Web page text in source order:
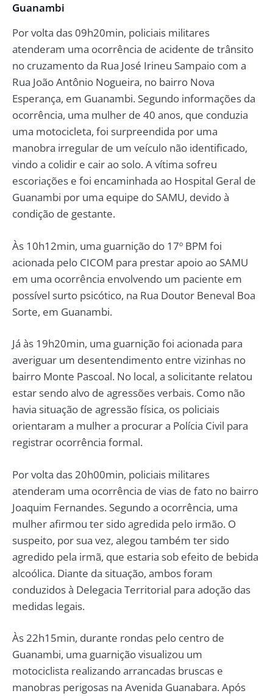
Guanambi
Por volta das 09h20min, policiais militares
atenderam uma ocorrência de acidente de trânsito
no cruzamento da Rua José Irineu Sampaio com a
Rua João Antônio Nogueira, no bairro Nova
Esperança, em Guanambi. Segundo informações da
ocorrência, uma mulher de 40 anos, que conduzia
uma motocicleta, foi surpreendida por uma
manobra irregular de um veículo não identificado,
vindo a colidir e cair ao solo. A vítima sofreu
escoriações e foi encaminhada ao Hospital Geral de
Guanambi por uma equipe do SAMU, devido à
condição de gestante.
Às 10h12min, uma guarnição do 17º BPM foi
acionada pelo CICOM para prestar apoio ao SAMU
em uma ocorrência envolvendo um paciente em
possível surto psicótico, na Rua Doutor Beneval Boa
Sorte, em Guanambi.
Já às 19h20min, uma guarnição foi acionada para
averiguar um desentendimento entre vizinhas no
bairro Monte Pascoal. No local, a solicitante relatou
estar sendo alvo de agressões verbais. Como não
havia situação de agressão física, os policiais
orientaram a mulher a procurar a Polícia Civil para
registrar ocorrência formal.
Por volta das 20h00min, policiais militares
atenderam uma ocorrência de vias de fato no bairro
Joaquim Fernandes. Segundo a ocorrência, uma
mulher afirmou ter sido agredida pelo irmão. O
suspeito, por sua vez, alegou também ter sido
agredido pela irmã, que estaria sob efeito de bebida
alcoólica. Diante da situação, ambos foram
conduzidos à Delegacia Territorial para adoção das
medidas legais.
Às 22h15min, durante rondas pelo centro de
Guanambi, uma guarnição visualizou um
motociclista realizando arrancadas bruscas e
manobras perigosas na Avenida Guanabara. Após